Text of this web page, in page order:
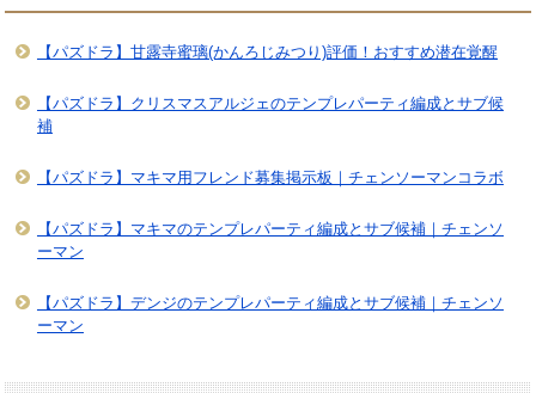
【パズドラ】甘露寺蜜璃(かんろじみつり)評価！おすすめ潜在覚醒
【パズドラ】クリスマスアルジェのテンプレパーティ編成とサブ候
補
【パズドラ】マキマ用フレンド募集掲示板｜チェンソーマンコラボ
【パズドラ】マキマのテンプレパーティ編成とサブ候補｜チェンソ
ーマン
【パズドラ】デンジのテンプレパーティ編成とサブ候補｜チェンソ
ーマン